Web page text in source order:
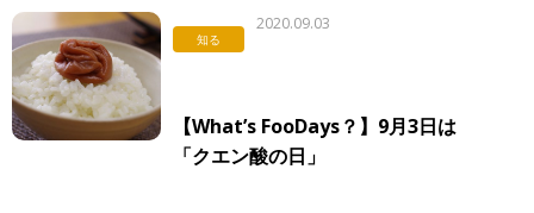
知る
2020.09.03
【What’s FooDays？】9月3日は
「クエン酸の日」